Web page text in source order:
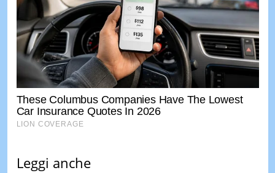
Leggi anche